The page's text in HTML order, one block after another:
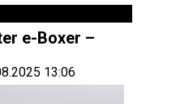
e-Boxer –
13:06